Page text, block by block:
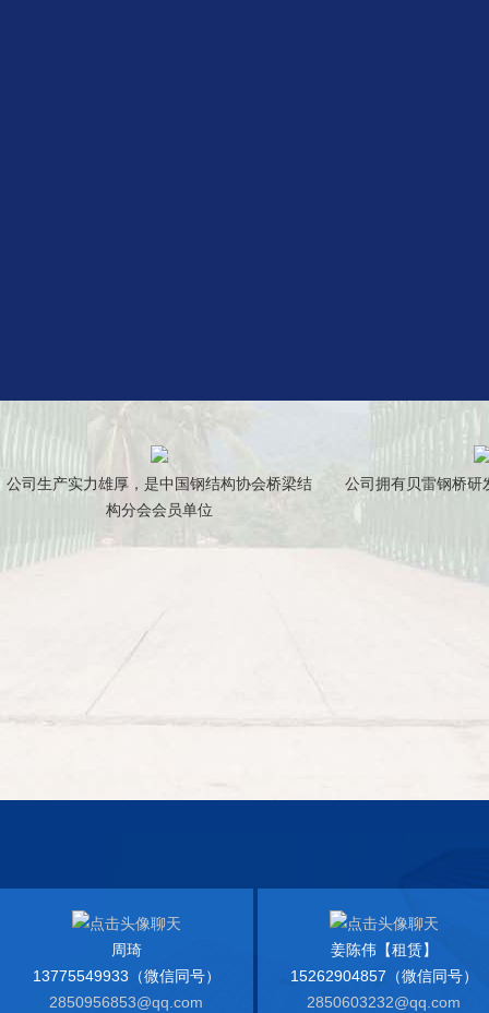
公司生产实力雄厚，是中国钢结构协会桥梁结
构分会会员单位
公司拥有贝雷钢桥研
周琦
13775549933（微信同号）
2850956853@qq.com
姜陈伟【租赁】
15262904857（微信同号）
2850603232@qq.com